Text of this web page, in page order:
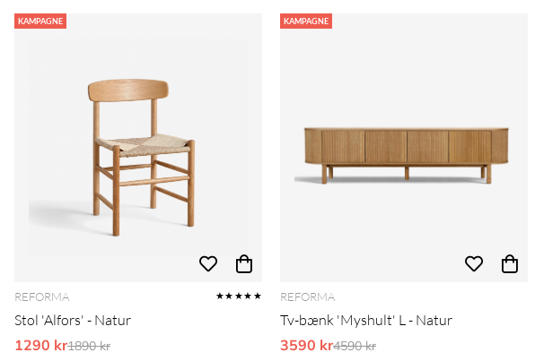
KAMPAGNE
REFORMA ★★★★★
Stol 'Alfors' - Natur
1290 krOrdinarie pris:
1890 kr
KAMPAGNE
REFORMA
Tv-bænk 'Myshult' L - Natur
3590 krOrdinarie pris:
4590 kr